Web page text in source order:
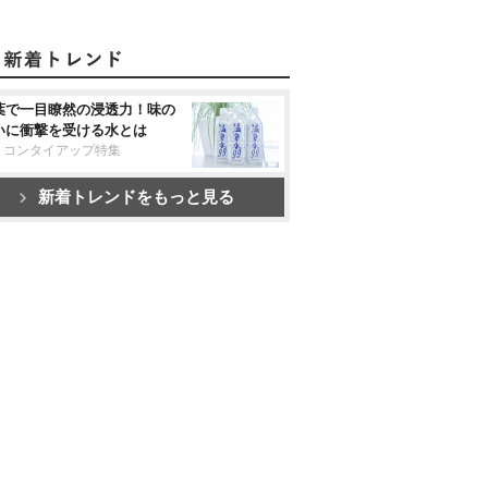
で一目瞭然の浸透力！味の
に衝撃を受ける水とは
コンタイアップ特集
新着トレンドをもっと見る